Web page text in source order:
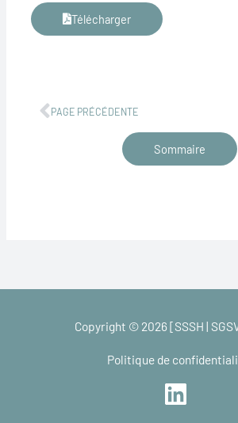
Télécharger
PAGE PRÉCÉDENTE
Sommaire
Copyright © 2026 [SSSH |
Politique de